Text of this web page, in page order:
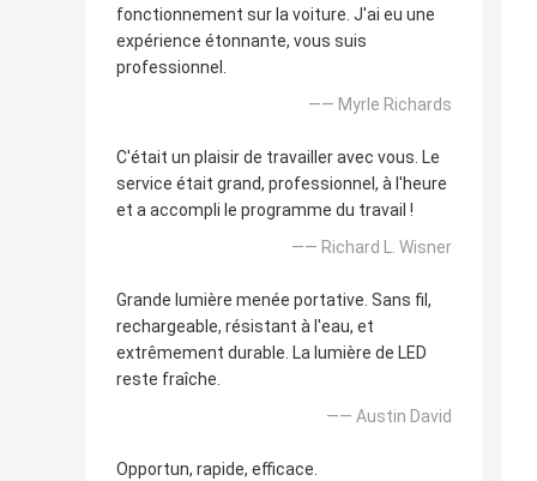
fonctionnement sur la voiture. J'ai eu une
expérience étonnante, vous suis
professionnel.
—— Myrle Richards
C'était un plaisir de travailler avec vous. Le
service était grand, professionnel, à l'heure
et a accompli le programme du travail !
—— Richard L. Wisner
Grande lumière menée portative. Sans fil,
rechargeable, résistant à l'eau, et
extrêmement durable. La lumière de LED
reste fraîche.
—— Austin David
Opportun, rapide, efficace.